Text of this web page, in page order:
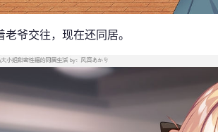
老爷交往，现在还同居。